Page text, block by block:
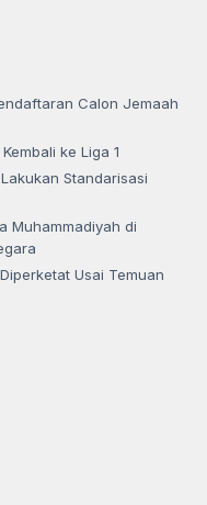
Calon Jemaah
ke Liga 1
Standarisasi
Muhammadiyah di
Usai Temuan